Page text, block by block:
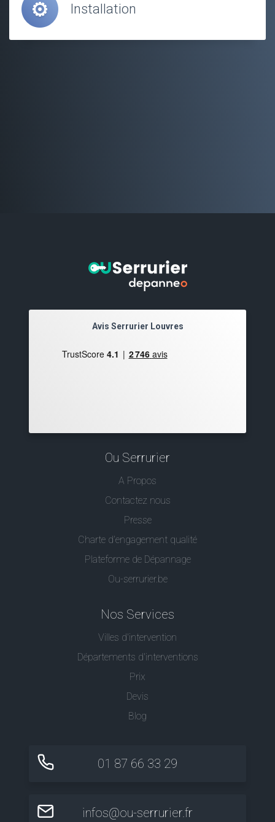
Installation
Avis Serrurier Louvres
Ou Serrurier
A Propos
Contactez nous
Presse
Charte d’engagement qualité
Plateforme de Dépannage
Ou-serrurier.be
Nos Services
Villes d'intervention
Départements d'interventions
Prix
Devis
Blog
01 87 66 33 29
infos@ou-serrurier.fr